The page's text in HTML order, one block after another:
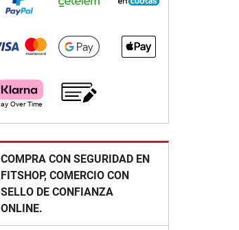
COMPRA CON SEGURIDAD EN
FITSHOP, COMERCIO CON
SELLO DE CONFIANZA
ONLINE.